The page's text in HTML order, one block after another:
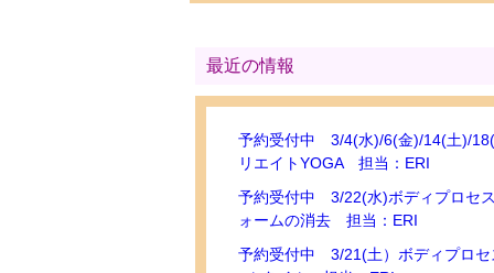
最近の情報
予約受付中 3/4(水)/6(金)/14(土)/
リエイトYOGA 担当：ERI
予約受付中 3/22(水)ボディプロセ
ォームの消去 担当：ERI
予約受付中 3/21(土）ボディプロ